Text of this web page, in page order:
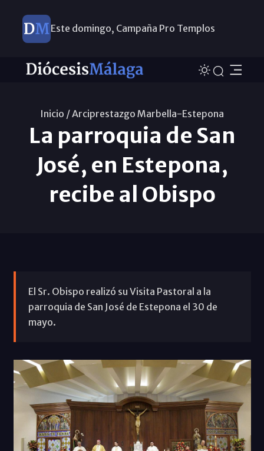
Este domingo, Campaña Pro Templos
Inicio /Arciprestazgo Marbella-Estepona
La parroquia de San
José, en Estepona,
recibe al Obispo
El Sr. Obispo realizó su Visita Pastoral a la
parroquia de San José de Estepona el 30 de
mayo.